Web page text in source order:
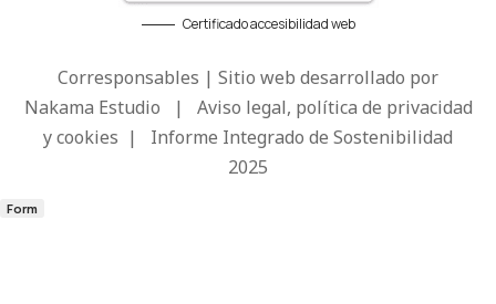
Certificado accesibilidad web
Corresponsables | Sitio web desarrollado por
Nakama Estudio | Aviso legal, política de privacidad
y cookies | Informe Integrado de Sostenibilidad
2025
Form